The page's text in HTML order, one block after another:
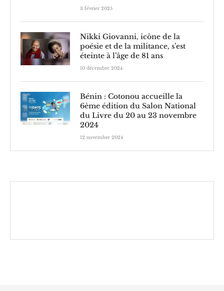
3 février 2025
Nikki Giovanni, icône de la
poésie et de la militance, s’est
éteinte à l’âge de 81 ans
10 décembre 2024
Bénin : Cotonou accueille la
6ème édition du Salon National
du Livre du 20 au 23 novembre
2024
12 novembre 2024